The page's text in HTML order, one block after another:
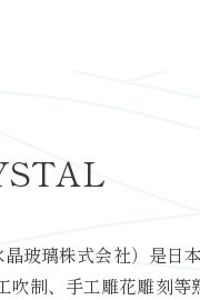
玻璃株式会社）是日
吹制、手工雕花雕刻